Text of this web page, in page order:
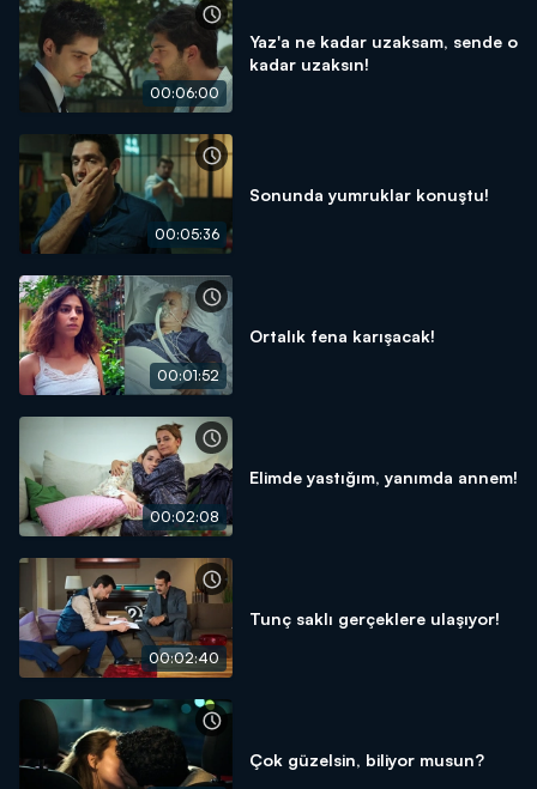
00:06:00
Yaz'a ne kadar uzaksam, sende o
kadar uzaksın!
00:05:36
Sonunda yumruklar konuştu!
00:01:52
Ortalık fena karışacak!
00:02:08
Elimde yastığım, yanımda annem!
00:02:40
Tunç saklı gerçeklere ulaşıyor!
Çok güzelsin, biliyor musun?